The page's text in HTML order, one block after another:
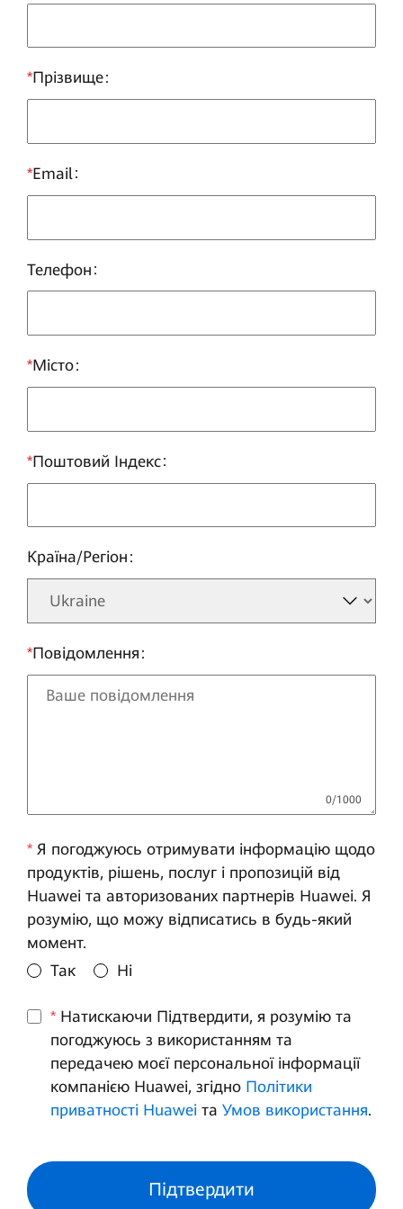
*Прізвище
*Email
Телефон
*Місто
*Поштовий Індекс
Країна/Регіон
*Повідомлення
*Я погоджуюсь отримувати інформацію щодо
продуктів, рішень, послуг і пропозицій від
Huawei та авторизованих партнерів Huawei. Я
розумію, що можу відписатись в будь-який
момент.
Так
Ні
*Натискаючи Підтвердити, я розумію та
погоджуюсь з використанням та
передачею моєї персональної інформації
компанією Huawei, згідно Політики
приватності Huaweiта Умов використання.
Підтвердити